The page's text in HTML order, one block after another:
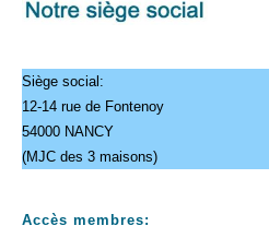
Siège social:
12-14 rue de Fontenoy
54000 NANCY
(MJC des 3 maisons)
Accès membres: